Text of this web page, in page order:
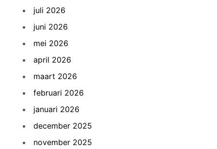
juli 2026
juni 2026
mei 2026
april 2026
maart 2026
februari 2026
januari 2026
december 2025
november 2025